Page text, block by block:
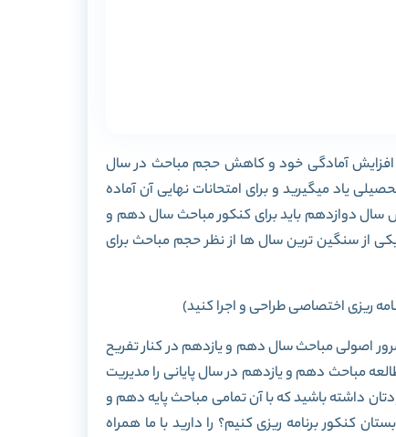
که میتوانید برای افزایش آمادگی خود و کاهش حجم مباحث در سال
یاد میگیرید و برای امتحانات نهایی آن آماده
سال دوازدهم باید برای کنکور مباحث سال دهم و
از سنگین ترین سال ها از نظر حجم مباحث برای
ریزی اختصاصی طراحی و اجرا کنید)
اصولی مباحث سال دهم و یازدهم در کنار تفریح
مباحث دهم و یازدهم در سال پایانی را مدیریت
داشته باشید که با آن تمامی مباحث پایه دهم و
کنکور برنامه ریزی کنیم؟ را دارید با ما همراه